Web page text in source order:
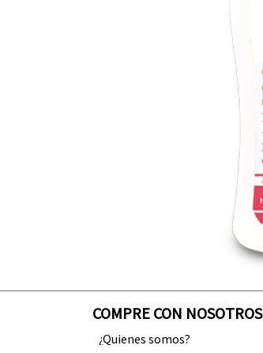
COMPRE CON NOSOTROS
¿Quienes somos?